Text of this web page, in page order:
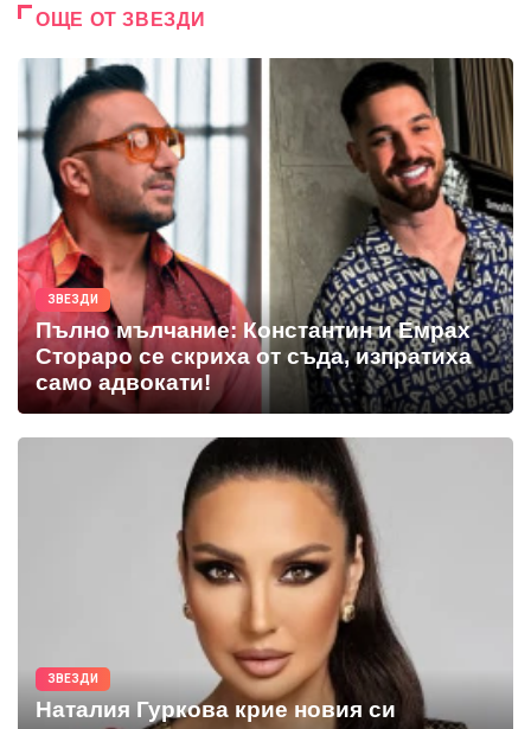
ОЩЕ ОТ ЗВЕЗДИ
ЗВЕЗДИ
Пълно мълчание: Константин и Емрах
Стораро се скриха от съда, изпратиха
само адвокати!
ЗВЕЗДИ
Наталия Гуркова крие новия си